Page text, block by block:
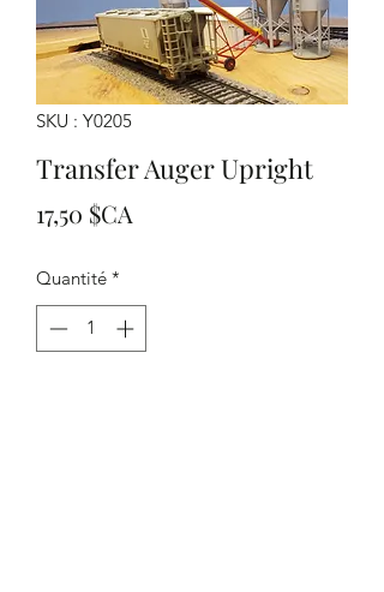
SKU : Y0205
Transfer Auger Upright
17,50 $CA
Quantité *